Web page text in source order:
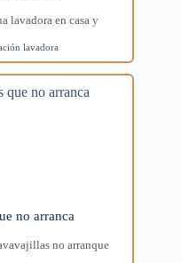
lavadora en casa y
lavadora
no arranca
no arranque